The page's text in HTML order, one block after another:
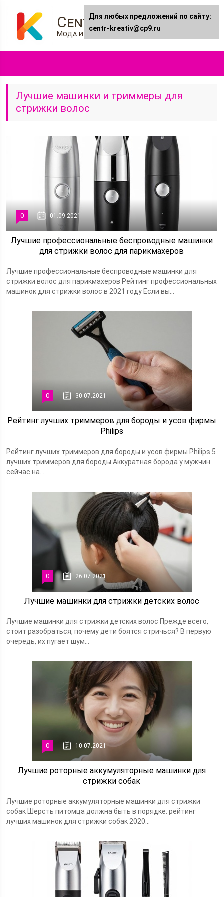
Centr-kreativ.ru
Мода и Стиль
Лучшие машинки и триммеры для
стрижки волос
0 01.09.2021
Лучшие профессиональные беспроводные машинки
для стрижки волос для парикмахеров
Лучшие профессиональные беспроводные машинки для
стрижки волос для парикмахеров Рейтинг профессиональных
машинок для стрижки волос в 2021 году Если вы...
0 30.07.2021
Рейтинг лучших триммеров для бороды и усов фирмы
Philips
Рейтинг лучших триммеров для бороды и усов фирмы Philips 5
лучших триммеров для бороды Аккуратная борода у мужчин
сейчас на...
0 26.07.2021
Лучшие машинки для стрижки детских волос
Лучшие машинки для стрижки детских волос Прежде всего,
стоит разобраться, почему дети боятся стричься? В первую
очередь, их пугает шум...
0 10.07.2021
Лучшие роторные аккумуляторные машинки для
стрижки собак
Лучшие роторные аккумуляторные машинки для стрижки
собак Шерсть питомца должна быть в порядке: рейтинг
лучших машинок для стрижки собак 2020...
Для любых предложений по сайту:
centr-kreativ@cp9.ru